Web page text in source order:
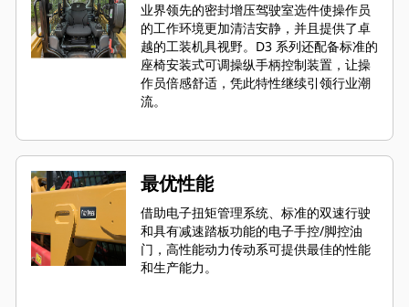
业界领先的密封增压驾驶室选件使操作员
的工作环境更加清洁安静，并且提供了卓
越的工装机具视野。D3 系列还配备标准的
座椅安装式可调操纵手柄控制装置，让操
作员倍感舒适，凭此特性继续引领行业潮
流。
最优性能
借助电子扭矩管理系统、标准的双速行驶
和具有减速踏板功能的电子手控/脚控油
门，高性能动力传动系可提供最佳的性能
和生产能力。